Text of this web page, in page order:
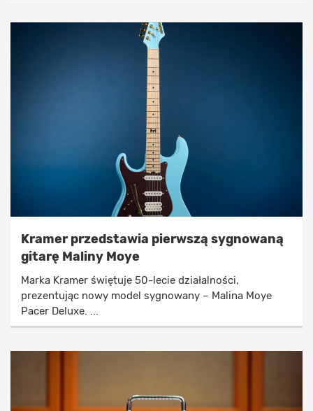
Kramer przedstawia pierwszą sygnowaną
gitarę Maliny Moye
Marka Kramer świętuje 50-lecie działalności,
prezentując nowy model sygnowany – Malina Moye
Pacer Deluxe. ...